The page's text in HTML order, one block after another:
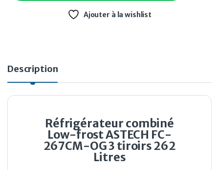
Ajouter à la wishlist
Description
Réfrigérateur combiné
Low-frost ASTECH FC-
267CM-OG 3 tiroirs 262
Litres